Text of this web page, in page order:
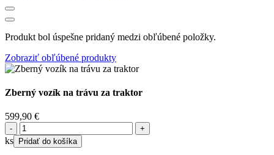
Produkt bol úspešne pridaný medzi obľúbené položky.
Zobraziť obľúbené produkty
Zberný vozík na trávu za traktor
599,90 €
množstvo
Zberný
vozík
ks Pridať do košíka